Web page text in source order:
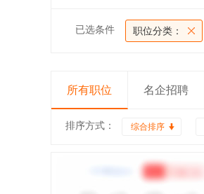
已选条件 职位分类：
所有职位 名企招聘
排序方式： 综合排序